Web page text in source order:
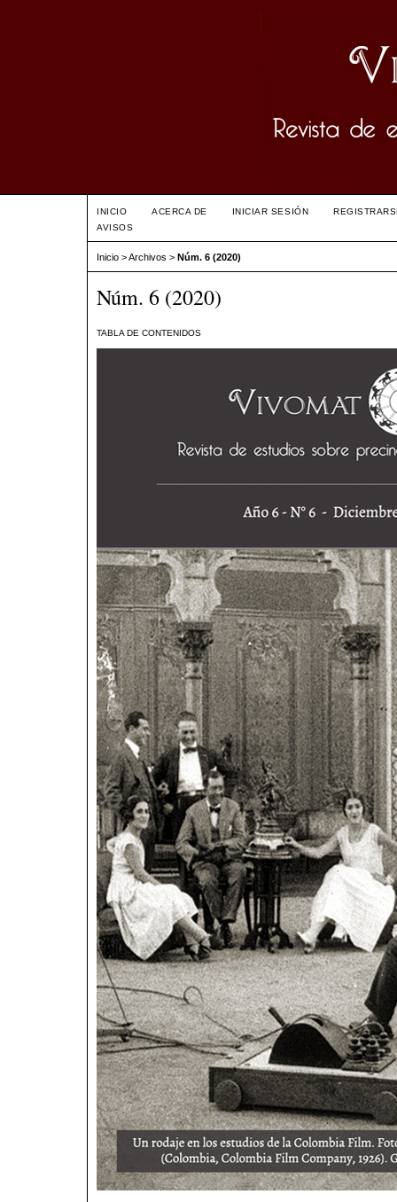
INICIO ACERCA DE INICIAR SESIÓN
AVISOS
Inicio >Archivos > Núm. 6 (2020)
Núm. 6 (2020)
TABLA DE CONTENIDOS